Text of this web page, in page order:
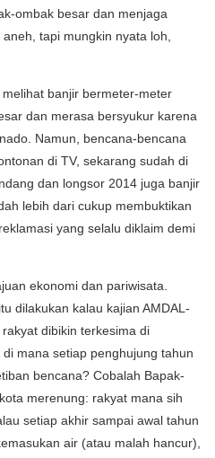
ombak besar dan menjaga
tapi mungkin nyata loh,
banjir bermeter-meter
dan merasa bersyukur karena
Namun, bencana-bencana
di TV, sekarang sudah di
dan longsor 2014 juga banjir
lebih dari cukup membuktikan
yang selalu diklaim demi
ekonomi dan pariwisata.
dilakukan kalau kajian AMDAL-
dibikin terkesima di
mana setiap penghujung tahun
bencana? Cobalah Bapak-
merenung: rakyat mana sih
setiap akhir sampai awal tahun
air (atau malah hancur),